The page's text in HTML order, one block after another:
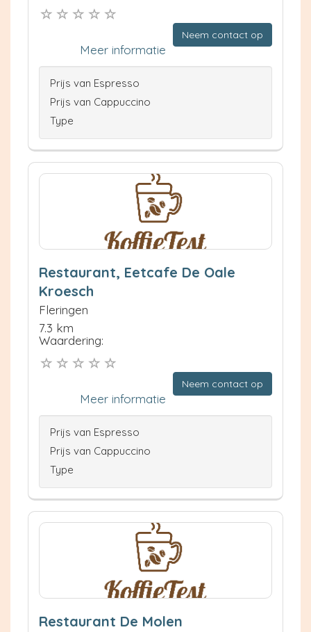
Neem contact op
Meer informatie
Prijs van Espresso
Prijs van Cappuccino
Type
Restaurant, Eetcafe De Oale
Kroesch
Fleringen
7.3 km
Waardering:
Neem contact op
Meer informatie
Prijs van Espresso
Prijs van Cappuccino
Type
Restaurant De Molen